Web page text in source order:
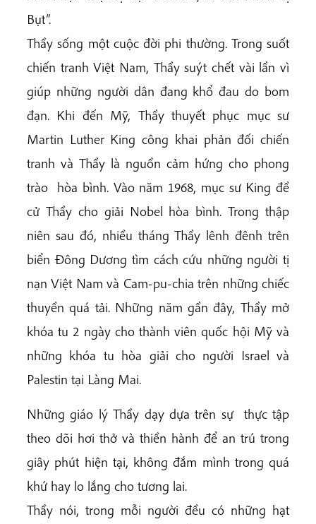
Bụt”.
Thầy sống một cuộc đời phi thường. Trong suốt
chiến tranh Việt Nam, Thầy suýt chết vài lần vì
giúp những người dân đang khổ đau do bom
đạn. Khi đến Mỹ, Thầy thuyết phục mục sư
Martin Luther King công khai phản đối chiến
tranh và Thầy là nguồn cảm hứng cho phong
trào hòa bình. Vào năm 1968, mục sư King đề
cử Thầy cho giải Nobel hòa bình. Trong thập
niên sau đó, nhiều tháng Thầy lênh đênh trên
biển Đông Dương tìm cách cứu những người tị
nạn Việt Nam và Cam-pu-chia trên những chiếc
thuyền quá tải. Những năm gần đây, Thầy mở
khóa tu 2 ngày cho thành viên quốc hội Mỹ và
những khóa tu hòa giải cho người Israel và
Palestin tại Làng Mai.
Những giáo lý Thầy dạy dựa trên sự thực tập
theo dõi hơi thở và thiền hành để an trú trong
giây phút hiện tại, không đắm mình trong quá
khứ hay lo lắng cho tương lai.
Thầy nói, trong mỗi người đều có những hạt